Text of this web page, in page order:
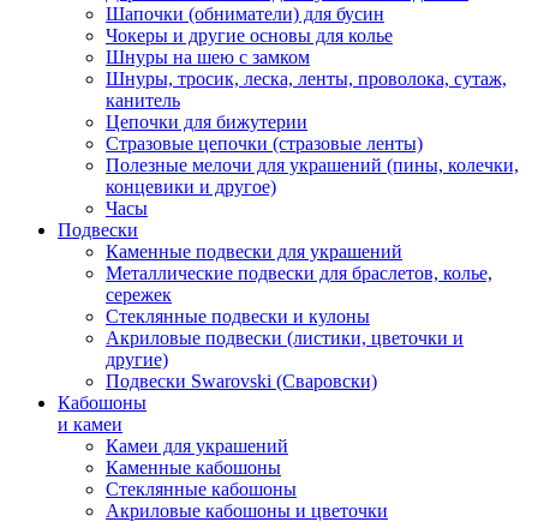
Шапочки (обниматели) для бусин
Чокеры и другие основы для колье
Шнуры на шею с замком
Шнуры, тросик, леска, ленты, проволока, сутаж,
канитель
Цепочки для бижутерии
Стразовые цепочки (стразовые ленты)
Полезные мелочи для украшений (пины, колечки,
концевики и другое)
Часы
Подвески
Каменные подвески для украшений
Металлические подвески для браслетов, колье,
сережек
Стеклянные подвески и кулоны
Акриловые подвески (листики, цветочки и
другие)
Подвески Swarovski (Сваровски)
Кабошоны
и камеи
Камеи для украшений
Каменные кабошоны
Стеклянные кабошоны
Акриловые кабошоны и цветочки